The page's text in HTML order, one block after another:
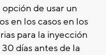
de usar un
en los casos en los
para la inyección
días antes de la